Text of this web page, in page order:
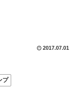
2017.07.01
プ